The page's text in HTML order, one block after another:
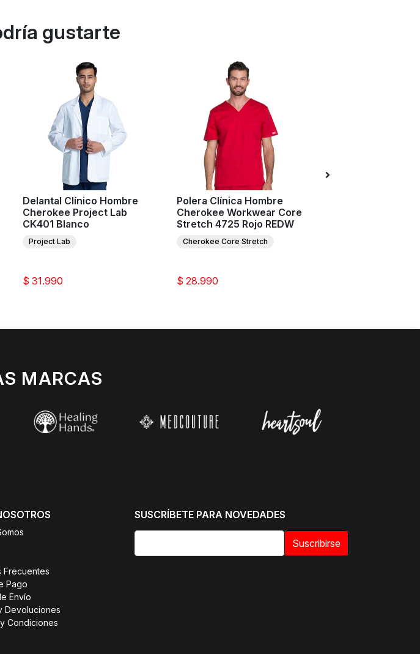
gustarte
Delantal Clínico Hombre
Cherokee Project Lab
CK401 Blanco
Project Lab
$ 31.990
Polera Clínica Hombre
Cherokee Workwear Core
Stretch 4725 Rojo REDW
Cherokee Core Stretch
$ 28.990
MARCAS
Frecuentes
Pago
Envío
Devoluciones
Condiciones
SUSCRÍBETE PARA NOVEDADES
Suscribirse